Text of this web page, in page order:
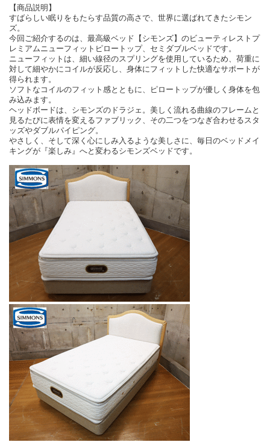
【商品説明】
すばらしい眠りをもたらす品質の高さで、世界に選ばれてきたシモン
ズ。
今回ご紹介するのは、最高級ベッド【シモンズ】のビューティレストプ
レミアムニューフィットピロートップ、セミダブルベッドです。
ニューフィットは、細い線径のスプリングを使用しているため、荷重に
対して細やかにコイルが反応し、身体にフィットした快適なサポートが
得られます。
ソフトなコイルのフィット感とともに、ピロートップが優しく身体を包
み込みます。
ヘッドボードは、シモンズのドラジェ。美しく流れる曲線のフレームと
見るたびに表情を変えるファブリック、その二つをつなぎ合わせるスタ
ッズやダブルパイピング。
やさしく、そして深く心にしみ入るような美しさに、毎日のベッドメイ
キングが『楽しみ』へと変わるシモンズベッドです。